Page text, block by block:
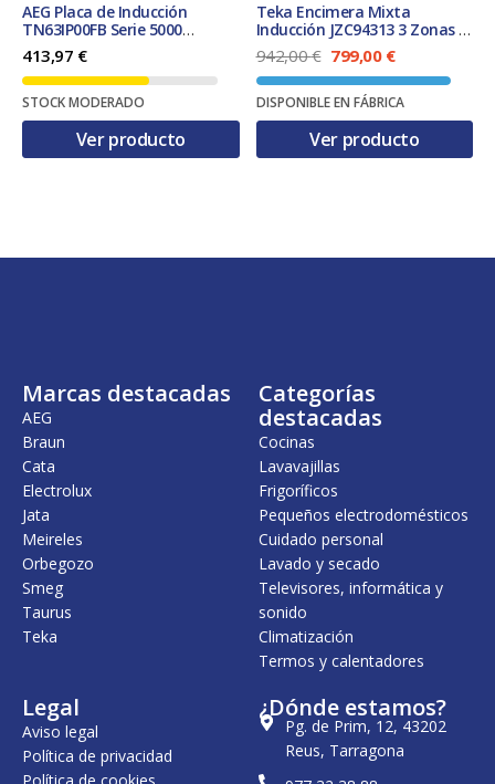
AEG Placa de Inducción
TN63IP00FB Serie 5000
Fast&Powerful 60 cm 3 zonas
PowerBoost Negro Doble Bisel
Clase A‑G
413,97 €
STOCK MODERADO
Ver producto
Teka Encimera Mixta
Inducción JZC94313 3 Zonas 1
Fuegos Gas Natural 90cm
Biselada
942,00€ E
l
p
r
c
g
a
:
9
2
,
0
€
.
799,00 €E
l
p
r
e
c
u
.
DISPONIBLE EN FÁBRICA
Ver producto
Marcas destacadas
AEG
Braun
Cata
Electrolux
Jata
Meireles
Orbegozo
Smeg
Taurus
Teka
Categorías
destacadas
Cocinas
Lavavajillas
Frigoríficos
Pequeños electrodomésticos
Cuidado personal
Lavado y secado
Televisores, informática y
sonido
Climatización
Termos y calentadores
Legal
Aviso legal
Política de privacidad
¿Dónde estamos?
Pg. de Prim, 12, 43202
Reus, Tarragona